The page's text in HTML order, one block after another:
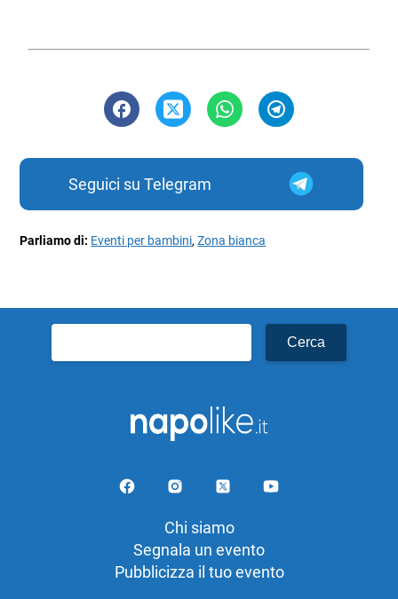
Seguici su Telegram
Parliamo di: Eventi per bambini,Zona bianca
per:
Chi siamo
Segnala un evento
Pubblicizza il tuo evento